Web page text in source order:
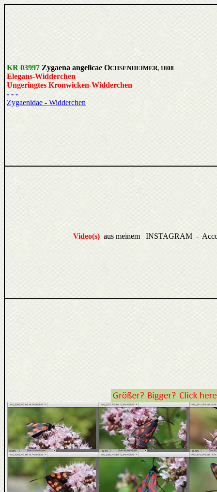
KR 03997 Zygaena angelicae OCHSENHEIMER, 1808
Elegans-Widderchen
Ungeringtes Kronwicken-Widderchen
- - -
Zygaenidae - Widderchen
Video(s) aus meinem INSTAGRAM -